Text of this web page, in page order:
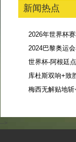
新闻热点
2026年世界杯
2024巴黎奥运
库杜斯双响+致